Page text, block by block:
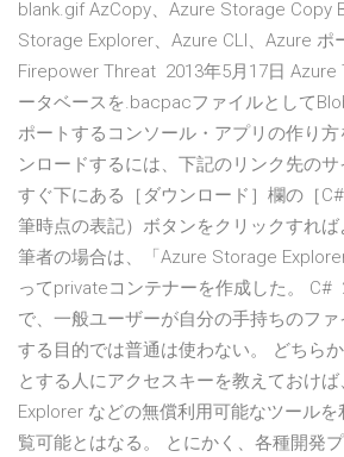
blank.gif AzCopy、Azure Storage Copy
Storage Explorer、Azure CLI、Azure ポ
Firepower Threat 2013年5月17日 Azure
ータベースを.bacpacファイルとして
ポートするコンソール・アプリの作り
ンロードするには、下記のリンク先の
すぐ下にある［ダウンロード］欄の［
筆時点の表記）ボタンをクリックすれ
筆者の場合は、「Azure Storage
ってprivateコンテナーを作成した。 C#
で、一般ユーザーが自分の手持ちのフ
する目的では普通は使わない。 どちら
とする人にアクセスキーを教えておけ
Explorer などの無償利用可能なツール
覧可能とはなる。 とにかく、各種開発